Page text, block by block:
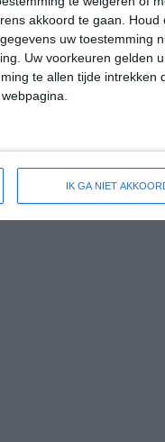
akkoord te gaan.
Houd
uw toestemming
Uw voorkeuren gelden
te allen tijde
IK GA NIET
OZO 4 ZO 4
18:00
voor Cactus